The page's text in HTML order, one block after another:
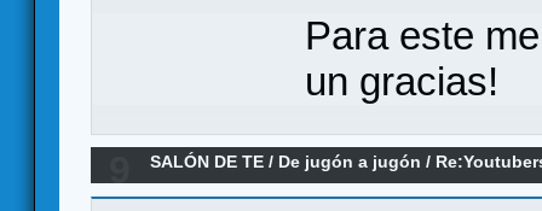
Para este
un gracias!
SALÓN DE TE / De jugón a jugón /